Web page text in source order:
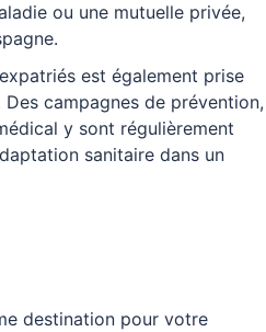
ou une mutuelle privée,
est également prise
campagnes de prévention,
y sont régulièrement
sanitaire dans un
destination pour votre